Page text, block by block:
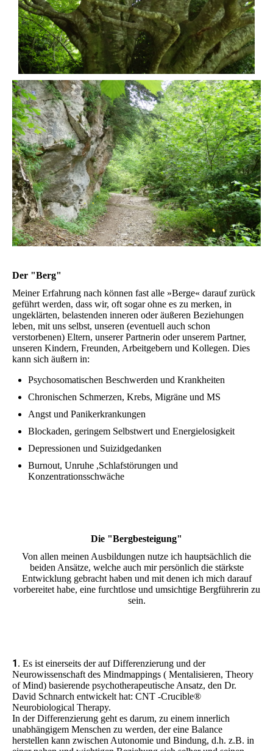
Der "Berg"
Meiner Erfahrung nach können fast alle »Berge« darauf zurück
geführt werden, dass wir, oft sogar ohne es zu merken, in
ungeklärten, belastenden inneren oder äußeren Beziehungen
leben, mit uns selbst, unseren (eventuell auch schon
verstorbenen) Eltern, unserer Partnerin oder unserem Partner,
unseren Kindern, Freunden, Arbeitgebern und Kollegen. Dies
kann sich äußern in:
Psychosomatischen Beschwerden und Krankheiten
Chronischen Schmerzen, Krebs, Migräne und MS
Angst und Panikerkrankungen
Blockaden, geringem Selbstwert und Energielosigkeit
Depressionen und Suizidgedanken
Burnout, Unruhe ,Schlafstörungen und
Konzentrationsschwäche
Die "Bergbesteigung"
Von allen meinen Ausbildungen nutze ich hauptsächlich die
beiden Ansätze, welche auch mir persönlich die stärkste
Entwicklung gebracht haben und mit denen ich mich darauf
vorbereitet habe, eine furchtlose und umsichtige Bergführerin zu
sein.
1. Es ist einerseits der auf Differenzierung und der
Neurowissenschaft des Mindmappings ( Mentalisieren, Theory
of Mind) basierende psychotherapeutische Ansatz, den Dr.
David Schnarch entwickelt hat: CNT -Crucible®
Neurobiological Therapy.
In der Differenzierung geht es darum, zu einem innerlich
unabhängigem Menschen zu werden, der eine Balance
herstellen kann zwischen Autonomie und Bindung, d.h. z.B. in